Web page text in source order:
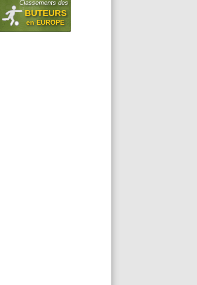
Classements des
BUTEURS
en EUROPE